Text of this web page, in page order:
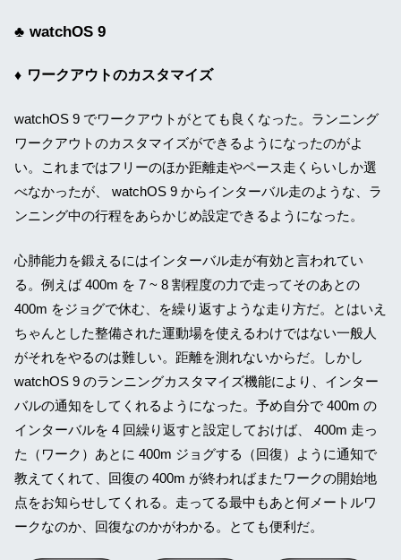
watchOS 9
ワークアウトのカスタマイズ
watchOS 9 でワークアウトがとても良くなった。ランニング
ワークアウトのカスタマイズができるようになったのがよ
い。これまではフリーのほか距離走やペース走くらいしか選
べなかったが、 watchOS 9 からインターバル走のような、ラ
ンニング中の行程をあらかじめ設定できるようになった。
心肺能力を鍛えるにはインターバル走が有効と言われてい
る。例えば 400m を 7 ~ 8 割程度の力で走ってそのあとの
400m をジョグで休む、を繰り返すような走り方だ。とはいえ
ちゃんとした整備された運動場を使えるわけではない一般人
がそれをやるのは難しい。距離を測れないからだ。しかし
watchOS 9 のランニングカスタマイズ機能により、インター
バルの通知をしてくれるようになった。予め自分で 400m の
インターバルを 4 回繰り返すと設定しておけば、 400m 走っ
た（ワーク）あとに 400m ジョグする（回復）ように通知で
教えてくれて、回復の 400m が終わればまたワークの開始地
点をお知らせしてくれる。走ってる最中もあと何メートルワ
ークなのか、回復なのかがわかる。とても便利だ。